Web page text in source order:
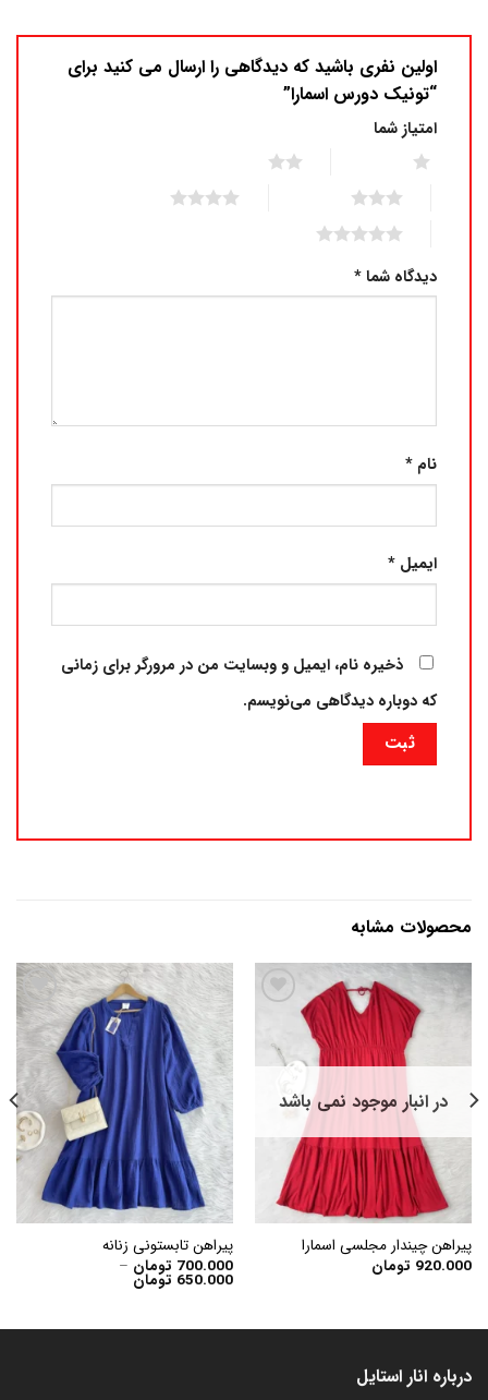
اولین نفری باشید که دیدگاهی را ارسال می کنید برای
“تونیک دورس اسمارا”
امتیاز شما
دیدگاه شما*
نام *
ایمیل *
ذخیره نام، ایمیل و وبسایت من در مرورگر برای زمانی
که دوباره دیدگاهی می‌نویسم.
محصولات مشابه
افزودن
مندیدر انبار موجود نمی باشد
پیراهن چیندار مجلسی اسمارا
920.000 تومان
افزودن
علاقه
مندی
ها
پیراهن تابستونی زنانه
700.000 تومان –
650.000 تومانPrice
range:
700.000 تومان
درباره انار استایل